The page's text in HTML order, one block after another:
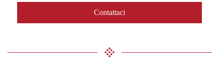
Contattaci